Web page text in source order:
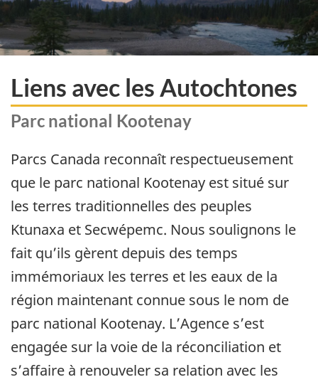
Liens avec les Autochtones
Parc national Kootenay
Parcs Canada reconnaît respectueusement
que le parc national Kootenay est situé sur
les terres traditionnelles des peuples
Ktunaxa et Secwépemc. Nous soulignons le
fait qu’ils gèrent depuis des temps
immémoriaux les terres et les eaux de la
région maintenant connue sous le nom de
parc national Kootenay. L’Agence s’est
engagée sur la voie de la réconciliation et
s’affaire à renouveler sa relation avec les